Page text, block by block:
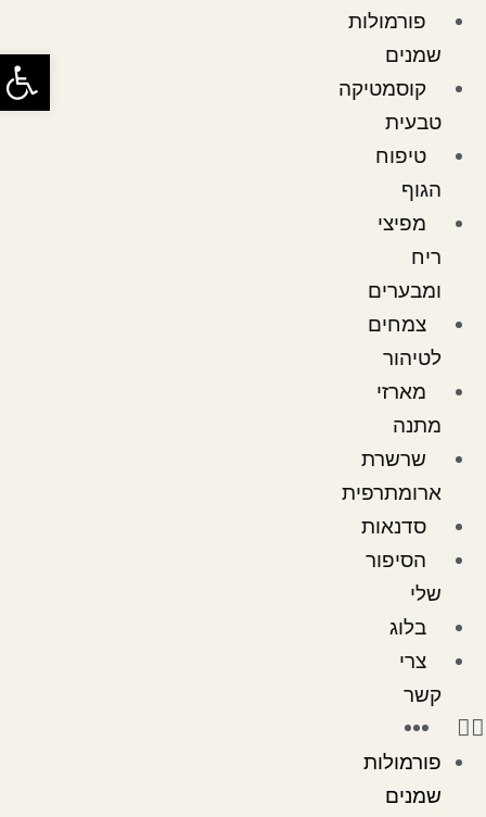
פורמולות
שמנים
קוסמטיקה
טבעית
טיפוח
הגוף
מפיצי
ריח
ומבערים
צמחים
לטיהור
מארזי
מתנה
שרשרת
ארומתרפית
סדנאות
הסיפור
שלי
בלוג
צרי
קשר
פורמולות
שמנים